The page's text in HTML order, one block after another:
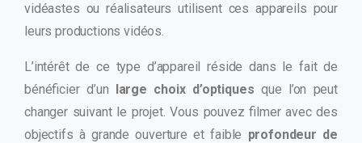
vidéastes ou réalisateurs utilisent ces appareils pour
leurs productions vidéos.
L’intérêt de ce type d’appareil réside dans le fait de
bénéficier d’un large choix d’optiques que l’on peut
changer suivant le projet. Vous pouvez filmer avec des
objectifs à grande ouverture et faible profondeur de